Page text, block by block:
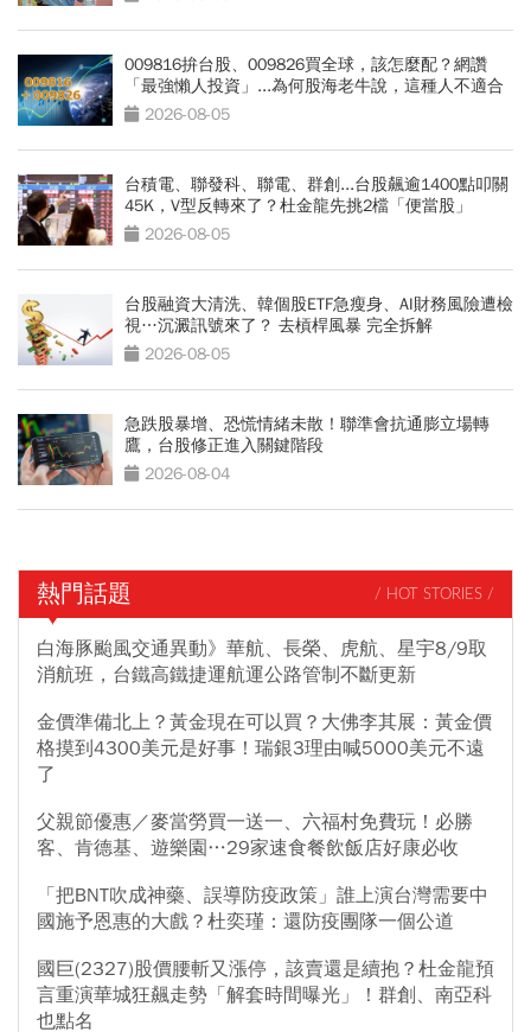
009816拚台股、009826買全球，該怎麼配？網讚
「最強懶人投資」...為何股海老牛說，這種人不適合
買？2026-08-05
台積電、聯發科、聯電、群創...台股飆逾1400點叩關
45K，V型反轉來了？杜金龍先挑2檔「便當股」
2026-08-05
台股融資大清洗、韓個股ETF急瘦身、AI財務風險遭檢
視…沉澱訊號來了？ 去槓桿風暴 完全拆解
2026-08-05
急跌股暴增、恐慌情緒未散！聯準會抗通膨立場轉
鷹，台股修正進入關鍵階段
2026-08-04
熱門話題 / HOT STORIES /
白海豚颱風交通異動》華航、長榮、虎航、星宇8/9取
消航班，台鐵高鐵捷運航運公路管制不斷更新
金價準備北上？黃金現在可以買？大佛李其展：黃金價
格摸到4300美元是好事！瑞銀3理由喊5000美元不遠
了
父親節優惠／麥當勞買一送一、六福村免費玩！必勝
客、肯德基、遊樂園…29家速食餐飲飯店好康必收
「把BNT吹成神藥、誤導防疫政策」誰上演台灣需要中
國施予恩惠的大戲？杜奕瑾：還防疫團隊一個公道
國巨(2327)股價腰斬又漲停，該賣還是續抱？杜金龍預
言重演華城狂飆走勢「解套時間曝光」！群創、南亞科
也點名